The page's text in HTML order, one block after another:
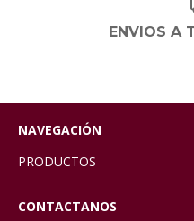
ENVIOS A
NAVEGACIÓN
PRODUCTOS
CONTACTANOS